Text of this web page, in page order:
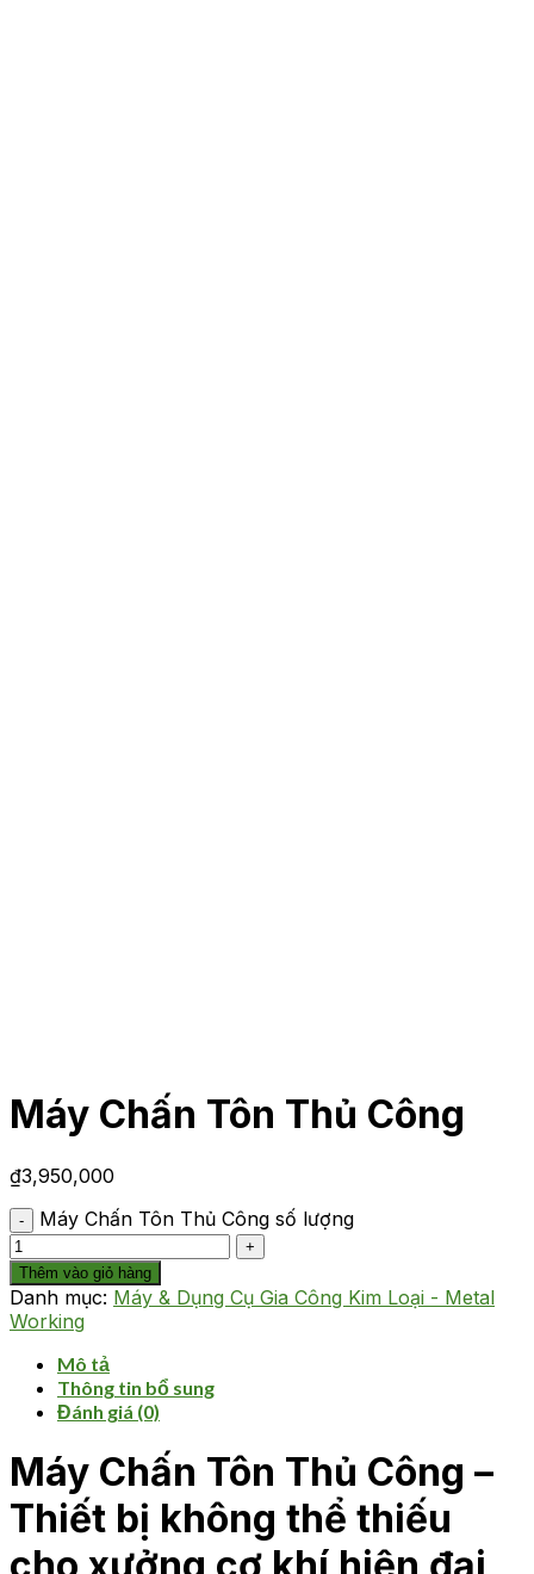
Máy Chấn Tôn Thủ Công
₫3,950,000
Máy Chấn Tôn Thủ Công số lượng
Thêm vào giỏ hàng
Danh mục: Máy & Dụng Cụ Gia Công Kim Loại - Metal
Working
Mô tả
Thông tin bổ sung
Đánh giá (0)
Máy Chấn Tôn Thủ Công –
Thiết bị không thể thiếu